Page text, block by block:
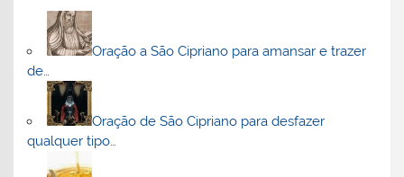
Oração a São Cipriano para amansar e trazer
de…
Oração de São Cipriano para desfazer
qualquer tipo…